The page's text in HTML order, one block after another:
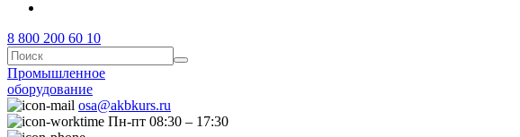
8 800 200 60 10
Промышленное
оборудование
osa@akbkurs.ru
Пн-пт 08:30 – 17:30